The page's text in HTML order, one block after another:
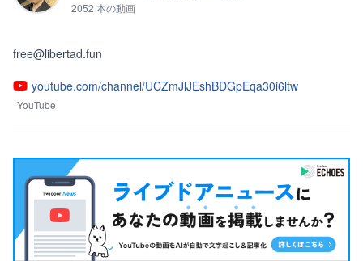
2052 本の動画
free@libertad.fun
youtube.com/channel/UCZmJlJEshBDGpEqa30i6ltw
YouTube